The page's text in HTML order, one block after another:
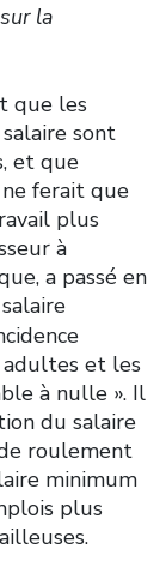
la
que les
sont
et que
ferait que
plus
à
a passé en
adultes et les
à nulle ». Il
du salaire
roulement
minimum
plus